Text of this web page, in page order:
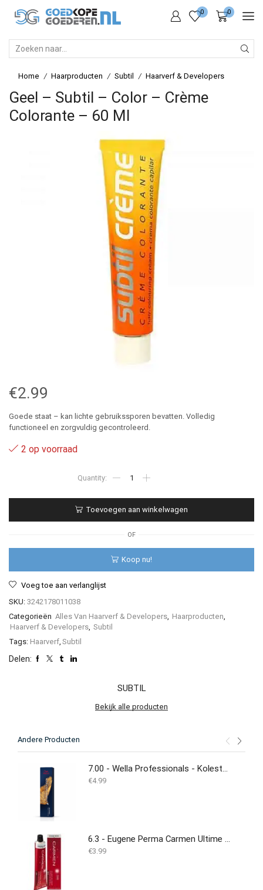
0 0
Home / Haarproducten / Subtil / Haarverf & Developers
Geel – Subtil – Color – Crème
Colorante – 60 Ml
€2.99
Goede staat – kan lichte gebruikssporen bevatten. Volledig
functioneel en zorgvuldig gecontroleerd.
2 op voorraad
Color
-
Crème
-
Toevoegen aan winkelwagen
OF
Koop nu!
Voeg toe aan verlanglijst
SKU: 3242178011038
Categorieën Alles Van Haarverf & Developers Haarproducten
Haarverf & Developers Subtil
Tags: Haarverf Subtil
Delen:
SUBTIL
Bekijk alle producten
Andere Producten
7.00 - Wella Professionals - Koleston Perfect - 60ml
€4.99
6.3 - Eugene Perma Carmen Ultime Permanente Kleuring 60ml - (Duplicate Imported from WooCommerce)
€3.99